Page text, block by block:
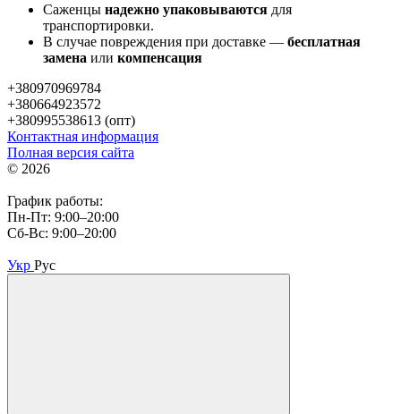
Саженцы надежно упаковываются для
транспортировки.
В случае повреждения при доставке — бесплатная
замена или компенсация
+380970969784
+380664923572
+380995538613 (опт)
Контактная информация
Полная версия сайта
© 2026
График работы:
Пн-Пт: 9:00–20:00
Сб-Вс: 9:00–20:00
Укр Рус